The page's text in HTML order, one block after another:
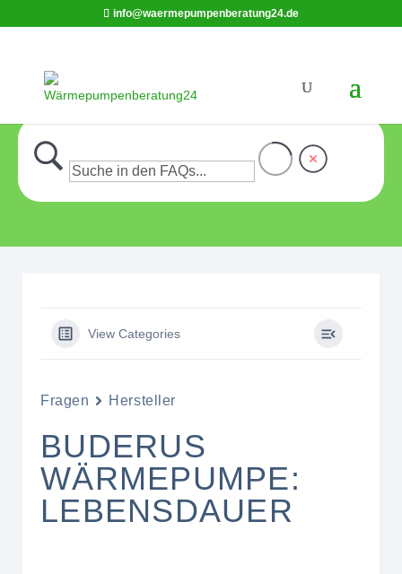
info@waermepumpenberatung24.de
View Categories
Fragen Hersteller
BUDERUS
WÄRMEPUMPE:
LEBENSDAUER